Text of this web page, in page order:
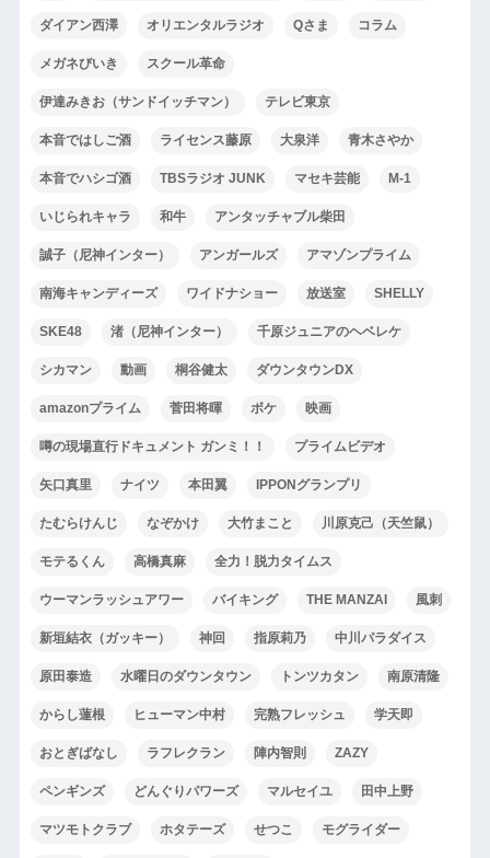
ダイアン西澤 オリエンタルラジオ Qさま コラム
メガネびいき スクール革命
伊達みきお（サンドイッチマン） テレビ東京
本音ではしご酒 ライセンス藤原 大泉洋 青木さやか
本音でハシゴ酒 TBSラジオ JUNK マセキ芸能 M-1
いじられキャラ 和牛 アンタッチャブル柴田
誠子（尼神インター） アンガールズ アマゾンプライム
南海キャンディーズ ワイドナショー 放送室 SHELLY
SKE48 渚（尼神インター） 千原ジュニアのヘベレケ
シカマン 動画 桐谷健太 ダウンタウンDX
amazonプライム 菅田将暉 ボケ 映画
噂の現場直行ドキュメント ガンミ！！ プライムビデオ
矢口真里 ナイツ 本田翼 IPPONグランプリ
たむらけんじ なぞかけ 大竹まこと 川原克己（天竺鼠）
モテるくん 高橋真麻 全力！脱力タイムス
ウーマンラッシュアワー バイキング THE MANZAI 風刺
新垣結衣（ガッキー） 神回 指原莉乃 中川パラダイス
原田泰造 水曜日のダウンタウン トンツカタン 南原清隆
からし蓮根 ヒューマン中村 完熟フレッシュ 学天即
おとぎばなし ラフレクラン 陣内智則 ZAZY
ペンギンズ どんぐりパワーズ マルセイユ 田中上野
マツモトクラブ ホタテーズ せつこ モグライダー